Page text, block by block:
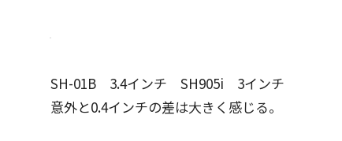
SH-01B 3.4インチ SH905i 3インチ
意外と0.4インチの差は大きく感じる。